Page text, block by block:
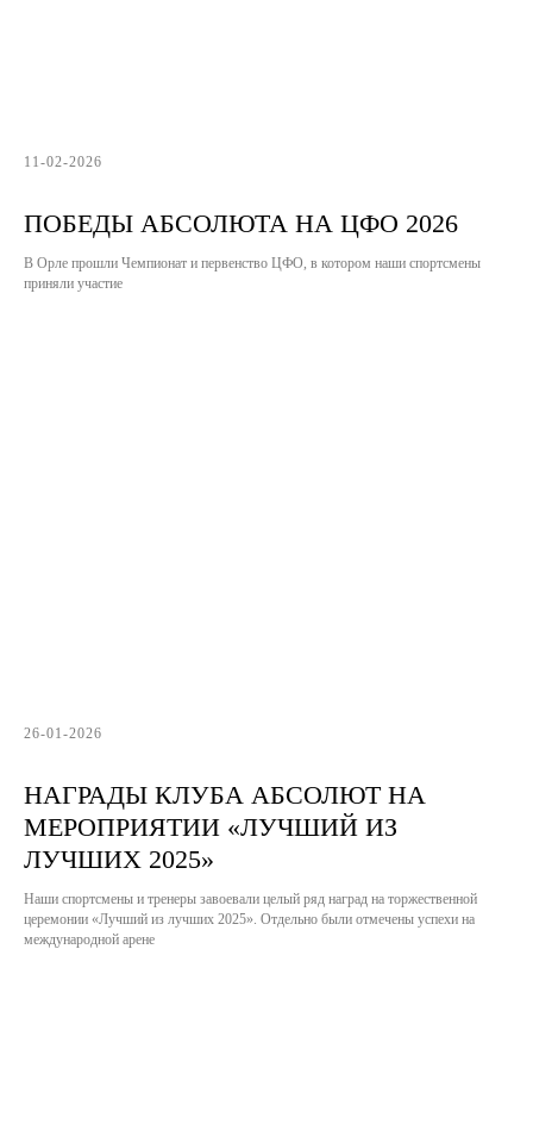
11-02-2026
ПОБЕДЫ АБСОЛЮТА НА ЦФО 2026
В Орле прошли Чемпионат и первенство ЦФО, в котором наши спортсмены
приняли участие
26-01-2026
НАГРАДЫ КЛУБА АБСОЛЮТ НА
МЕРОПРИЯТИИ «ЛУЧШИЙ ИЗ
ЛУЧШИХ 2025»
Наши спортсмены и тренеры завоевали целый ряд наград на торжественной
церемонии «Лучший из лучших 2025». Отдельно были отмечены успехи на
международной арене